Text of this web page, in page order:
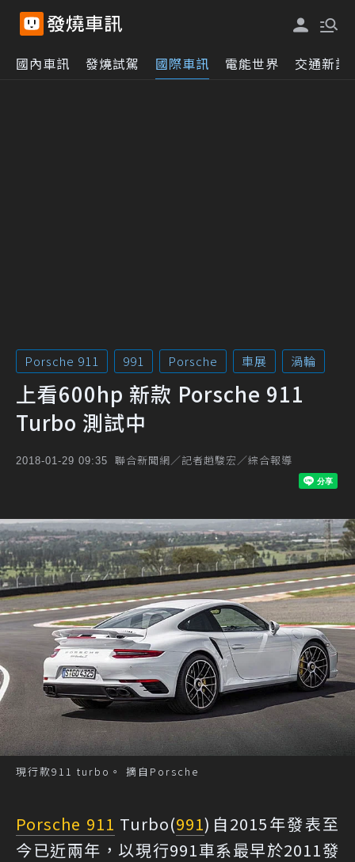
國內車訊 發燒試駕 國際車訊 電能世界 交通新訊
Porsche 911 991 Porsche 車展 渦輪
上看600hp 新款 Porsche 911
Turbo 測試中
2018-01-29 09:35 聯合新聞網／記者趙駿宏／綜合報導
現行款911 turbo。 摘自Porsche
Porsche 911 Turbo(991)自2015年發表至
今已近兩年，以現行991車系最早於2011發